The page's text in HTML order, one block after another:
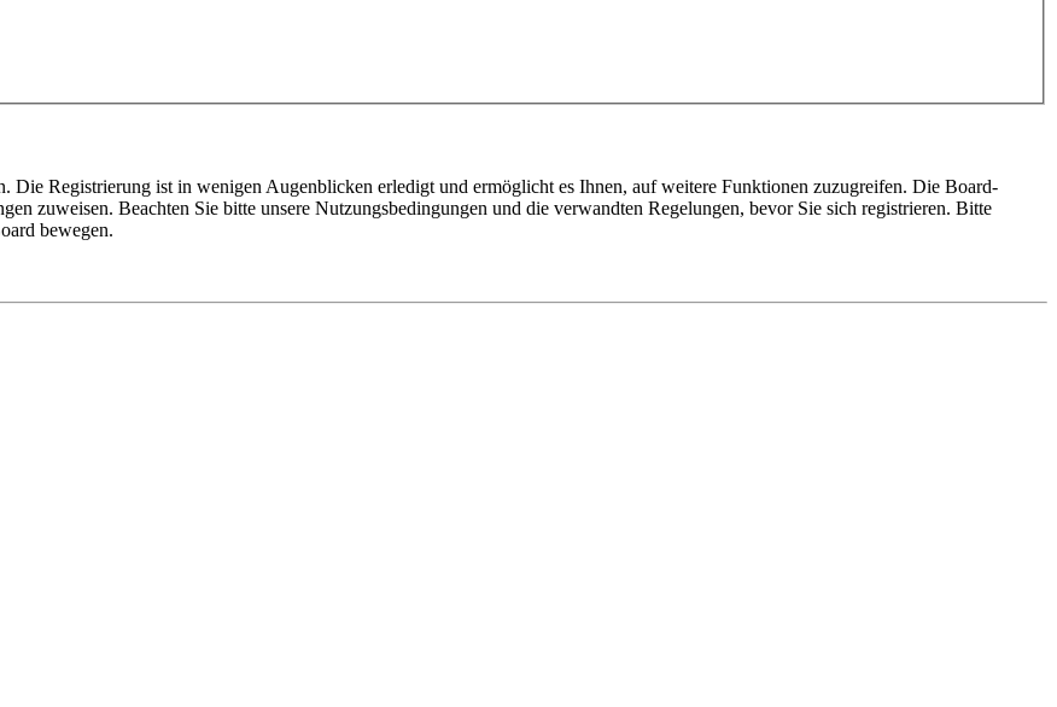
Die Registrierung ist in wenigen Augenblicken erledigt und ermöglicht es Ihnen, auf weitere Funktionen zuzugreifen. Die Board-
zuweisen. Beachten Sie bitte unsere Nutzungsbedingungen und die verwandten Regelungen, bevor Sie sich registrieren. Bitte
bewegen.